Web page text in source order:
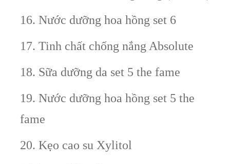
16. Nước dưỡng hoa hồng set 6
17. Tinh chất chống nắng Absolute
18. Sữa dưỡng da set 5 the fame
19. Nước dưỡng hoa hồng set 5 the
fame
20. Kẹo cao su Xylitol